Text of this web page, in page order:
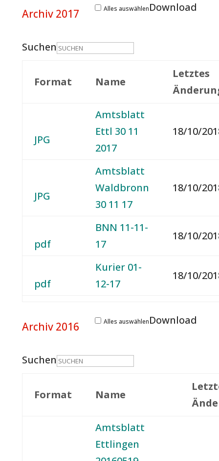
Alles auswählenDownload
Archiv 2017
Suchen
Format Name
Letztes
JPG
Amtsblatt
Ettl 30 11
2017
18/10/
JPG
Amtsblatt
Waldbronn
30 11 17
18/10/
pdf
BNN 11-11-
17
18/10/
pdf
Kurier 01-
12-17
18/10/
Alles auswählenDownload
Archiv 2016
Suchen
Format Name
Amtsblatt
Ettlingen